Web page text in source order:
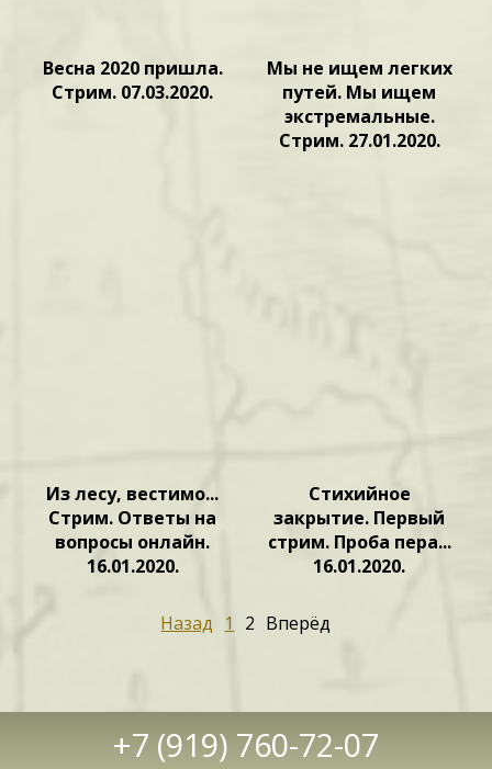
Весна 2020 пришла.
Стрим. 07.03.2020.
Мы не ищем легких
путей. Мы ищем
экстремальные.
Стрим. 27.01.2020.
Из лесу, вестимо...
Стрим. Ответы на
вопросы онлайн.
16.01.2020.
Стихийное
закрытие. Первый
стрим. Проба пера...
16.01.2020.
Назад 1 2 Вперёд
+7 (919) 760-72-07